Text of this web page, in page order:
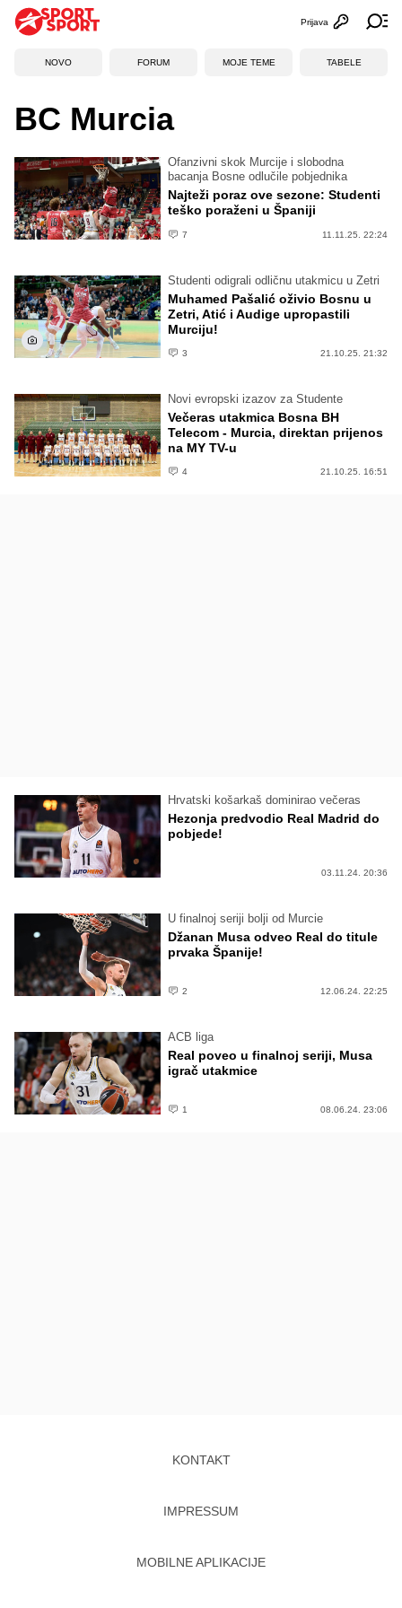
Otvori
Prijava
NOVO FORUM MOJE TEME TABELE
BC Murcia
Ofanzivni skok Murcije i slobodna
bacanja Bosne odlučile pobjednika
Najteži poraz ove sezone: Studenti
teško poraženi u Španiji
7 11.11.25. 22:24
Studenti odigrali odličnu utakmicu u Zetri
Muhamed Pašalić oživio Bosnu u
Zetri, Atić i Audige upropastili
Murciju!
3 21.10.25. 21:32
Novi evropski izazov za Studente
Večeras utakmica Bosna BH
Telecom - Murcia, direktan prijenos
na MY TV-u
4 21.10.25. 16:51
Hrvatski košarkaš dominirao večeras
Hezonja predvodio Real Madrid do
pobjede!
03.11.24. 20:36
U finalnoj seriji bolji od Murcie
Džanan Musa odveo Real do titule
prvaka Španije!
2 12.06.24. 22:25
ACB liga
Real poveo u finalnoj seriji, Musa
igrač utakmice
1 08.06.24. 23:06
KONTAKT
IMPRESSUM
MOBILNE APLIKACIJE